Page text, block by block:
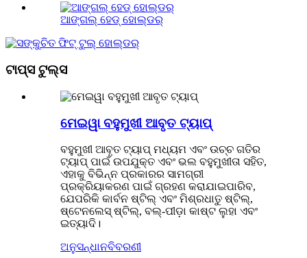
ଆଙ୍ଗଲ୍ ହେଡ୍ ହୋଲ୍ଡର୍
ଟାପ୍ସ ଟୁଲ୍ସ
ମେଇୱା ବହୁମୁଖୀ ଆବୃତ ଟ୍ୟାପ୍
ବହୁମୁଖୀ ଆବୃତ ଟ୍ୟାପ୍ ମଧ୍ୟମ ଏବଂ ଉଚ୍ଚ ଗତିର
ଟ୍ୟାପ୍ ପାଇଁ ଉପଯୁକ୍ତ ଏବଂ ଭଲ ବହୁମୁଖୀତା ସହିତ,
ଏହାକୁ ବିଭିନ୍ନ ପ୍ରକାରର ସାମଗ୍ରୀ
ପ୍ରକ୍ରିୟାକରଣ ପାଇଁ ଗ୍ରହଣ କରାଯାଇପାରିବ,
ଯେପରିକି କାର୍ବନ ଷ୍ଟିଲ୍ ଏବଂ ମିଶ୍ରଧାତୁ ଷ୍ଟିଲ୍,
ଷ୍ଟେନଲେସ୍ ଷ୍ଟିଲ୍, ବଲ୍-ପୀଡ଼ା କାଷ୍ଟ ଲୁହା ଏବଂ
ଇତ୍ୟାଦି।
ଅନୁସନ୍ଧାନବିବରଣୀ